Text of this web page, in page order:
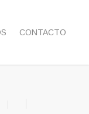
CONTACTO